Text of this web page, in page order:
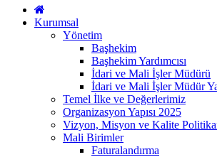
Kurumsal
Yönetim
Başhekim
Başhekim Yardımcısı
İdari ve Mali İşler Müdürü
İdari ve Mali İşler Müdür
Temel İlke ve Değerlerimiz
Organizasyon Yapısı 2025
Vizyon, Misyon ve Kalite
Mali Birimler
Faturalandırma